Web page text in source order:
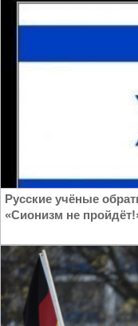
Русские учёные
«Сионизм не